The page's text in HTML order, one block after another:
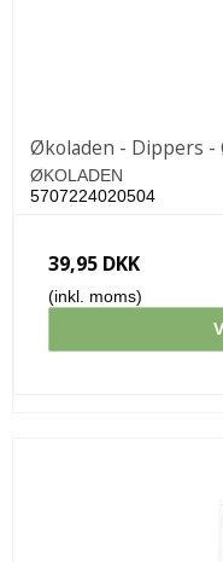
Økoladen - Dippers -
ØKOLADEN
5707224020504
39,95 DKK
(inkl. moms)